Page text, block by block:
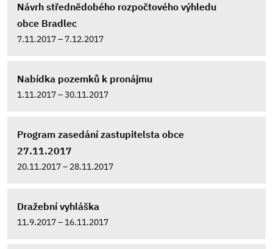
Návrh střednědobého rozpočtového výhledu
obce Bradlec
7.11.2017 – 7.12.2017
Nabídka pozemků k pronájmu
1.11.2017 – 30.11.2017
Program zasedání zastupitelsta obce
27.11.2017
20.11.2017 – 28.11.2017
Dražební vyhláška
11.9.2017 – 16.11.2017